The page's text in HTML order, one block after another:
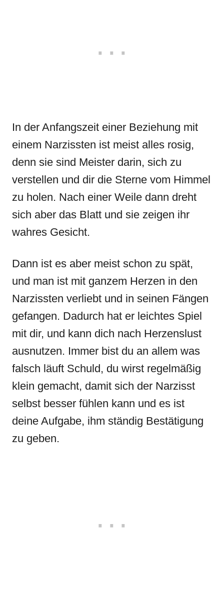
In der Anfangszeit einer Beziehung mit
einem Narzissten ist meist alles rosig,
denn sie sind Meister darin, sich zu
verstellen und dir die Sterne vom Himmel
zu holen. Nach einer Weile dann dreht
sich aber das Blatt und sie zeigen ihr
wahres Gesicht.
Dann ist es aber meist schon zu spät,
und man ist mit ganzem Herzen in den
Narzissten verliebt und in seinen Fängen
gefangen. Dadurch hat er leichtes Spiel
mit dir, und kann dich nach Herzenslust
ausnutzen. Immer bist du an allem was
falsch läuft Schuld, du wirst regelmäßig
klein gemacht, damit sich der Narzisst
selbst besser fühlen kann und es ist
deine Aufgabe, ihm ständig Bestätigung
zu geben.